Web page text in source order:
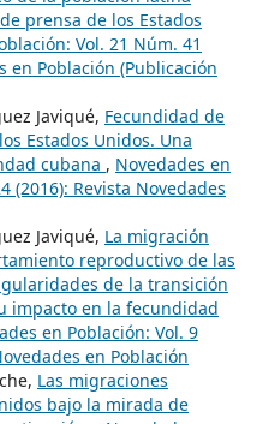
prensa de los Estados
Vol. 21 Núm. 41
en Población (Publicación
Javiqué, Fecundidad de
Estados Unidos. Una
cubana , Novedades en
(2016): Revista Novedades
Javiqué, La migración
reproductivo de las
de la transición
impacto en la fecundidad
en Población: Vol. 9
en Población
Las migraciones
bajo la mirada de